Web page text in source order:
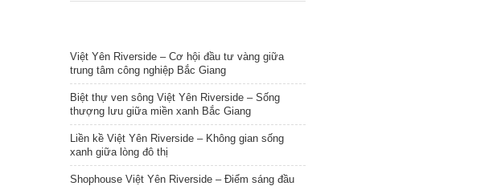
Việt Yên Riverside – Cơ hội đầu tư vàng giữa
trung tâm công nghiệp Bắc Giang
Biệt thự ven sông Việt Yên Riverside – Sống
thượng lưu giữa miền xanh Bắc Giang
Liền kề Việt Yên Riverside – Không gian sống
xanh giữa lòng đô thị
Shophouse Việt Yên Riverside – Điểm sáng đầu